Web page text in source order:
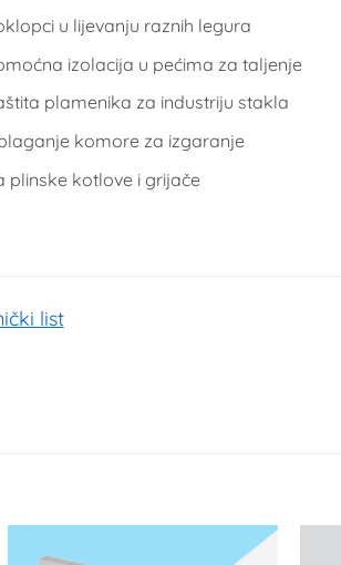
u lijevanju raznih legura
izolacija u pećima za taljenje
plamenika za industriju stakla
komore za izgaranje
plinske kotlove i grijače
list